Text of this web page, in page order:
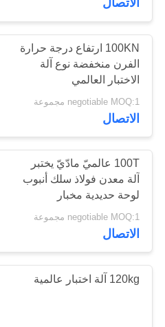
رقابة
جودة
اطلب
اقتباس
خريطة
الموقع
PRIVACY
POLICY
الاتصال
100KN ارتفاع درجة حرارة
الفرن منخفضة نوع آلة
الاختبار العالمي
negotiable MOQ:1 مجموعة
الاتصال
100T عالميّ مادّيّ يختبر
آلة معدن فولاذ سلك أنبوب
لوحة حديدية مخبار
negotiable MOQ:1 مجموعة
الاتصال
120kg آلة اختبار عالمية